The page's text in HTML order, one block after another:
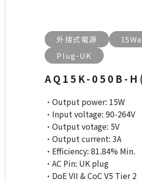
外接式電源
Plug-UK
AQ15K-050B-
·Output power: 15W
·Input voltage: 90-264V
·Output votage: 5V
·Output current: 3A
·Efficiency: 81.84% Min.
·AC Pin: UK plug
·DoE VII & CoC V5 Tier 2